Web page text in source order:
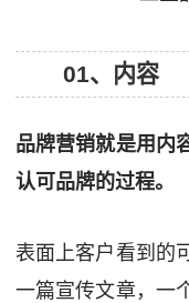
01、内容
品牌营销就是用内
认可品牌的过程。
表面上客户看到的
一篇宣传文章，